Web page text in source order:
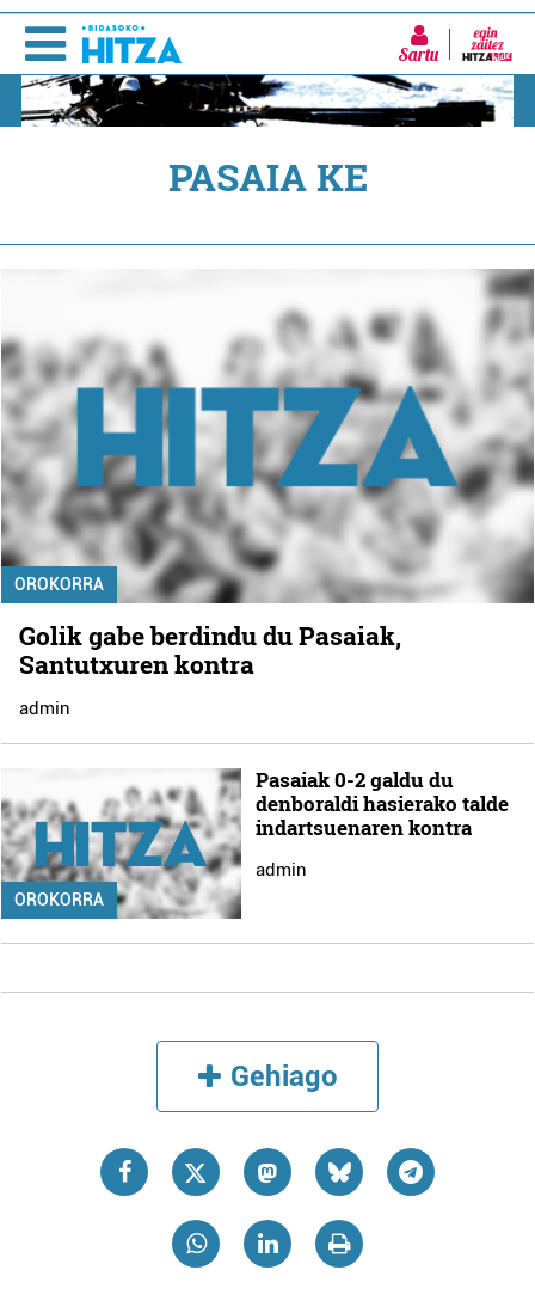
Sartu
PASAIA KE
OROKORRA
Golik gabe berdindu du Pasaiak,
Santutxuren kontra
admin
OROKORRA
Pasaiak 0-2 galdu du
denboraldi hasierako talde
indartsuenaren kontra
admin
Gehiago